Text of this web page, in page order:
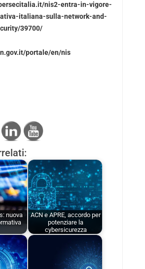
nis2-entra-in-vigore-
italiana-sulla-network-and-
39700/
portale/en/nis
nuova
ACN e APRE, accordo per
potenziare la
cybersicurezza